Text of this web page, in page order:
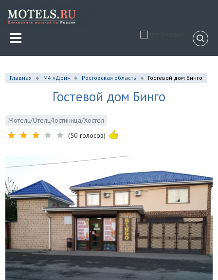
Главная М4 «Дон» Ростовская область Гостевой дом Бинго
Гостевой дом Бинго
Мотель/Отель/Гостиница/Хостел
(50 голосов)